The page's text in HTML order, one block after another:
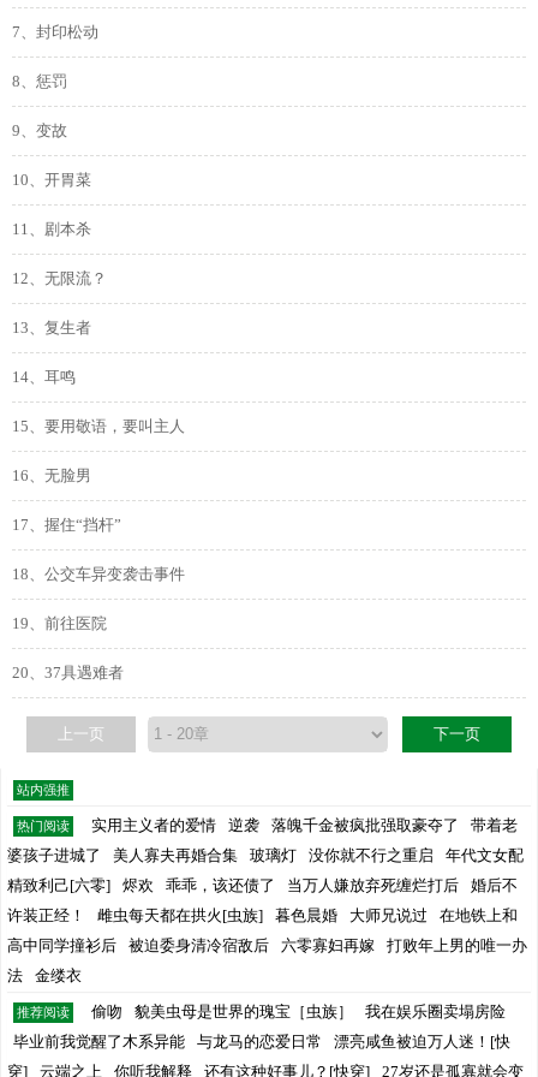
7、封印松动
8、惩罚
9、变故
10、开胃菜
11、剧本杀
12、无限流？
13、复生者
14、耳鸣
15、要用敬语，要叫主人
16、无脸男
17、握住“挡杆”
18、公交车异变袭击事件
19、前往医院
20、37具遇难者
上一页 下一页
站内强推
热门阅读 实用主义者的爱情 逆袭 落魄千金被疯批强取豪夺了
带着老
婆孩子进城了
美人寡夫再婚合集 玻璃灯 没你就不行之重启
年代文女配
精致利己[六零]
烬欢 乖乖，该还债了 当万人嫌放弃死缠烂打后
婚后不
许装正经！
雌虫每天都在拱火[虫族] 暮色晨婚 大师兄说过
在地铁上和
高中同学撞衫后
被迫委身清冷宿敌后 六零寡妇再嫁
打败年上男的唯一办
法
金缕衣
推荐阅读 偷吻 貌美虫母是世界的瑰宝［虫族］
我在娱乐圈卖塌房险
毕业前我觉醒了木系异能
与龙马的恋爱日常
漂亮咸鱼被迫万人迷！[快
穿]
云端之上 你听我解释 还有这种好事儿？[快穿] 27岁还是孤寡就会变